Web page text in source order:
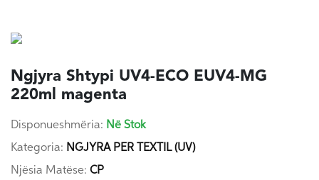
Ngjyra Shtypi UV4-ECO EUV4-MG
220ml magenta
Disponueshmëria: Në Stok
Kategoria: NGJYRA PER TEXTIL (UV)
Njësia Matëse: CP